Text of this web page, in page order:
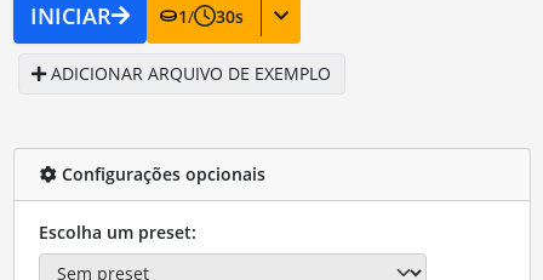
INICIAR 1/ 30s
ADICIONAR ARQUIVO DE EXEMPLO
Configurações opcionais
Escolha um preset: